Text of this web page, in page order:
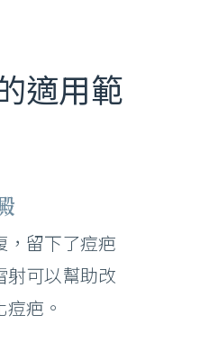
適用範
，留下了痘疤
射可以幫助改
疤。